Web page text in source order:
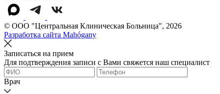
© OOO "Центральная Клиническая Больница", 2026
Разработка сайта Mahógany
Записаться на прием
Для подтверждения записи с Вами свяжется наш специалист
Врач